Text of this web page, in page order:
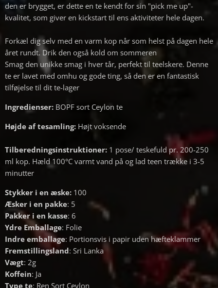
den er brygget, er dette en te kendt for sin "pick me up"-
kvalitet, som giver en kickstart til ens aktiviteter hele dagen.
Forkæl dig selv med en varm kop når som helst på dagen hele
året rundt. Drik den også kold om sommeren
Smag den unikke smag i hver tår, perfekt til teelskere. Denne
te er lavet med omhu og gode ting, så den er en fantastisk
tilføjelse til dit te-lager
Ingredienser: BOPF sort Ceylon te
Højde af tesamling: Højt voksende
Tilberedningsinstruktioner: 1 pose/ teskefuld pr. 200-250
ml kop. Hæld 100°C varmt vand på og lad teen trække i 3-5
minutter
Stykker i en æske: 100
Æsker i en pakke: 5
Pakker i en kasse: 6
Ydre Emballage: Folie
Indre emballage: Portionsvis i papir uden hæfteklammer
Fremstillingsland: Sri Lanka
Vægt: 2g
Koffein: Ja
Type te: Ren Sort Ceylon